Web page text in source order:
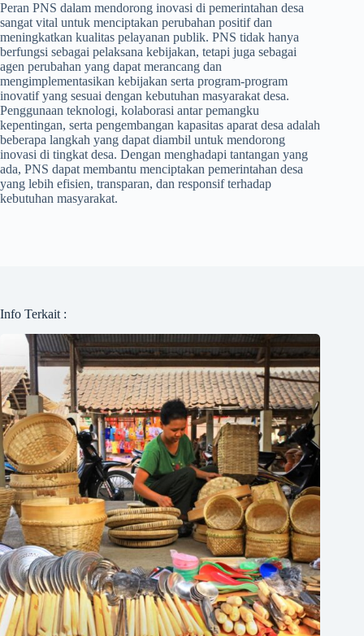
Peran PNS dalam mendorong inovasi di pemerintahan desa
sangat vital untuk menciptakan perubahan positif dan
meningkatkan kualitas pelayanan publik. PNS tidak hanya
berfungsi sebagai pelaksana kebijakan, tetapi juga sebagai
agen perubahan yang dapat merancang dan
mengimplementasikan kebijakan serta program-program
inovatif yang sesuai dengan kebutuhan masyarakat desa.
Penggunaan teknologi, kolaborasi antar pemangku
kepentingan, serta pengembangan kapasitas aparat desa adalah
beberapa langkah yang dapat diambil untuk mendorong
inovasi di tingkat desa. Dengan menghadapi tantangan yang
ada, PNS dapat membantu menciptakan pemerintahan desa
yang lebih efisien, transparan, dan responsif terhadap
kebutuhan masyarakat.
Info Terkait :